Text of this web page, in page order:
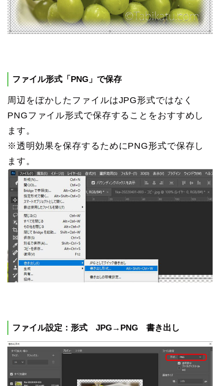
ファイル形式「PNG」で保存
周辺をぼかしたファイルはJPG形式ではなく
PNGファイル形式で保存することをおすすめし
ます。
※透明効果を保存するためにPNG形式で保存し
ます。
ファイル設定：形式 JPG→PNG 書き出し